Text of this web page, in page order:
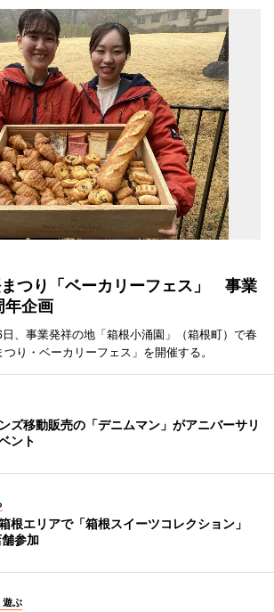
つり「ベーカリーフェス」 事業
年企画
、事業発祥の地「箱根小涌園」（箱根町）で春
り・ベーカリーフェス」を開催する。
ズ移動販売の「デニムマン」がアニバーサリ
ント
根エリアで「箱根スイーツコレクション」
参加
遊ぶ